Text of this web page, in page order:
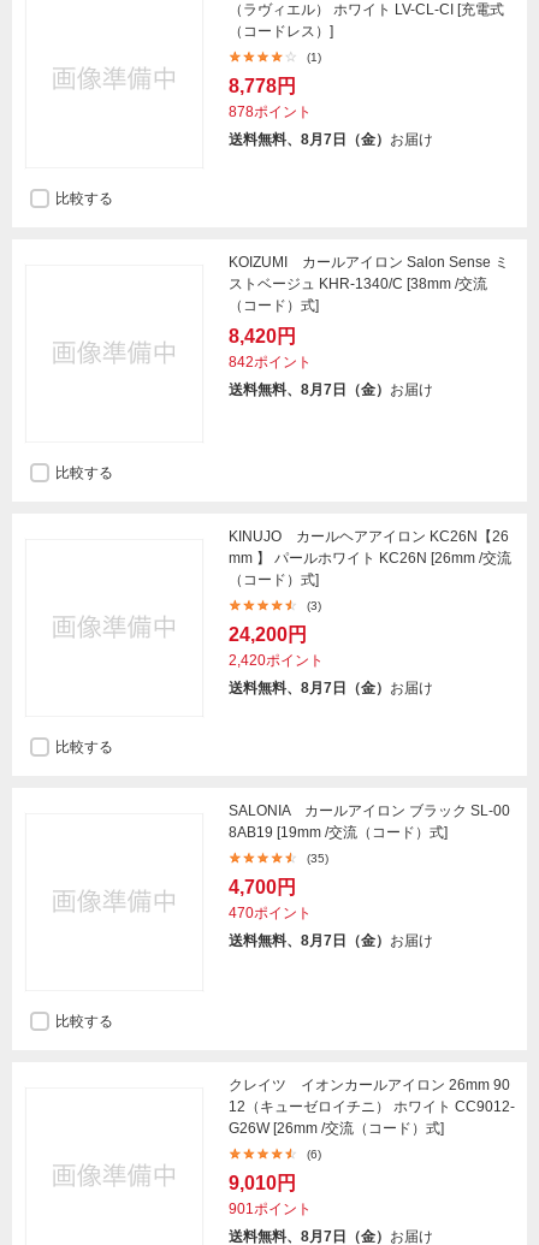
（ラヴィエル） ホワイト LV-CL-CI [充電式
（コードレス）]
(1)
8,778円
878ポイント
送料無料、8月7日（金） お届け
比較する
KOIZUMI カールアイロン Salon Sense ミ
ストベージュ KHR-1340/C [38mm /交流
（コード）式]
8,420円
842ポイント
送料無料、8月7日（金） お届け
比較する
KINUJO カールヘアアイロン KC26N【26
mm 】 パールホワイト KC26N [26mm /交流
（コード）式]
(3)
24,200円
2,420ポイント
送料無料、8月7日（金） お届け
比較する
SALONIA カールアイロン ブラック SL-00
8AB19 [19mm /交流（コード）式]
(35)
4,700円
470ポイント
送料無料、8月7日（金） お届け
比較する
クレイツ イオンカールアイロン 26mm 90
12（キューゼロイチニ） ホワイト CC9012-
G26W [26mm /交流（コード）式]
(6)
9,010円
901ポイント
送料無料、8月7日（金） お届け